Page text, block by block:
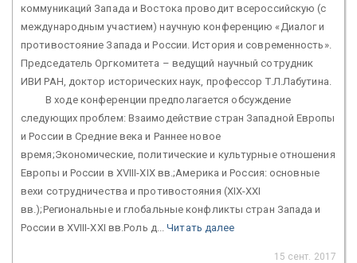
коммуникаций Запада и Востока проводит всероссийскую (с
международным участием) научную конференцию «Диалог и
противостояние Запада и России. История и современность».
Председатель Оргкомитета – ведущий научный сотрудник
ИВИ РАН, доктор исторических наук, профессор Т.Л.Лабутина.
В ходе конференции предполагается обсуждение
следующих проблем: Взаимодействие стран Западной Европы
и России в Средние века и Раннее новое
время;Экономические, политические и культурные отношения
Европы и России в XVIII-XIX вв.;Америка и Россия: основные
вехи сотрудничества и противостояния (XIX-XXI
вв.);Региональные и глобальные конфликты стран Запада и
России в XVIII-XXI вв.Роль д...Читать далее
15 сент. 2017